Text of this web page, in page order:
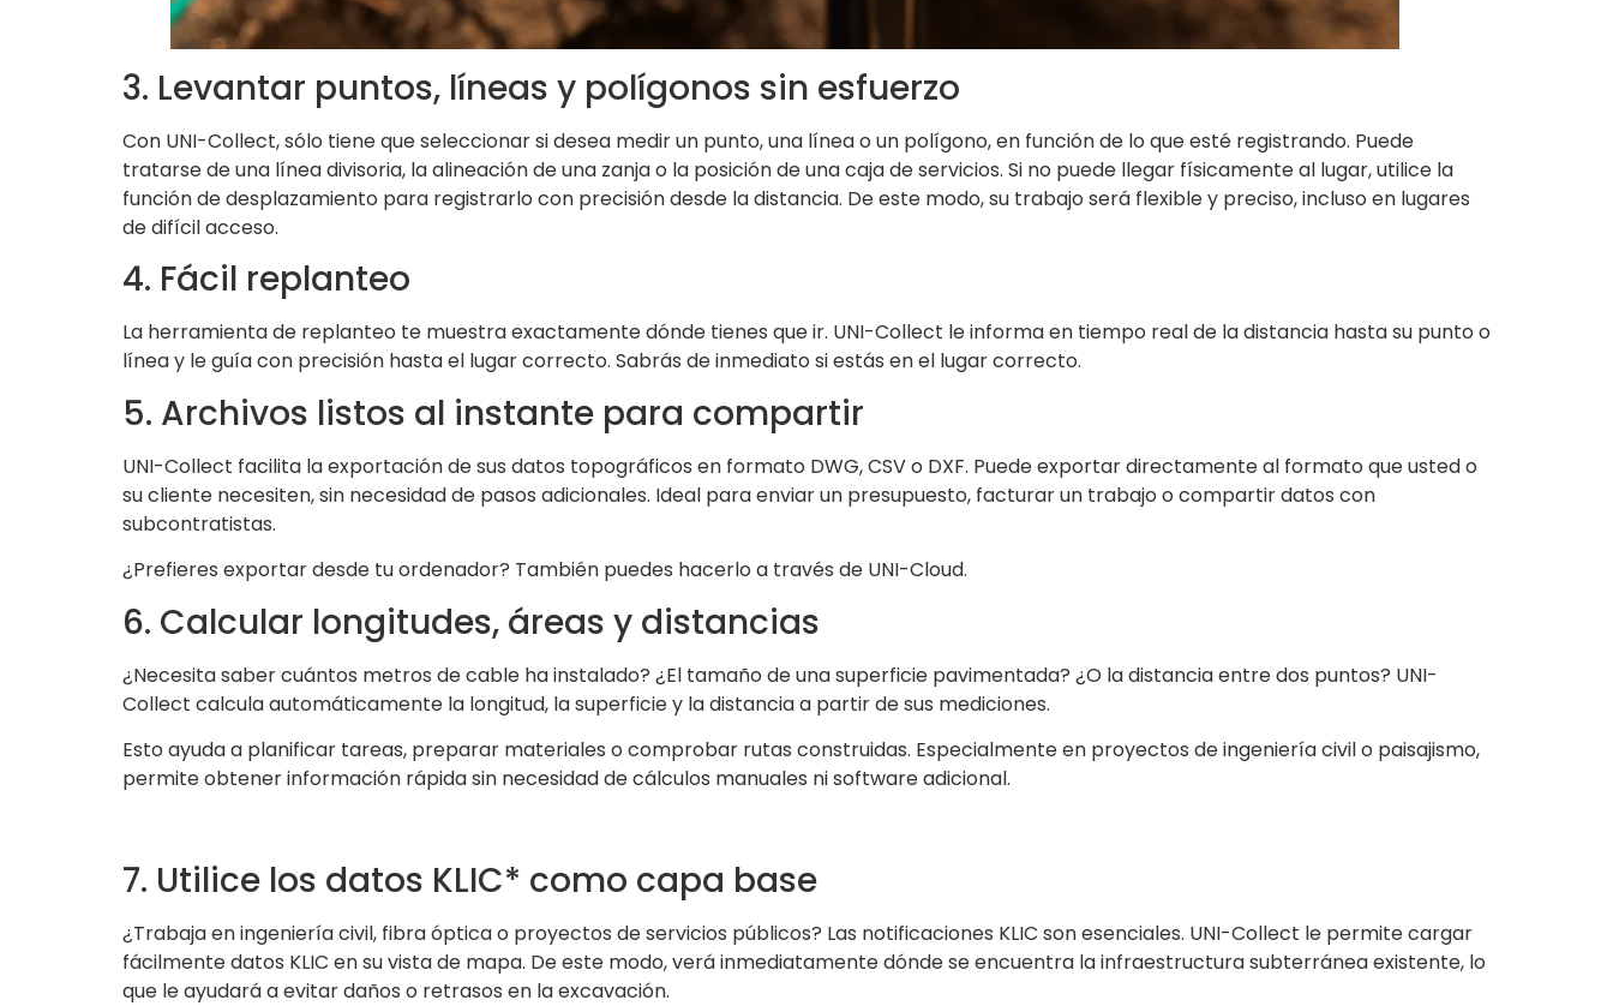
3. Levantar puntos, líneas y polígonos sin esfuerzo
Con UNI-Collect, sólo tiene que seleccionar si desea medir un punto, una línea o un polígono, en función de lo que esté registrando. Puede
tratarse de una línea divisoria, la alineación de una zanja o la posición de una caja de servicios. Si no puede llegar físicamente al lugar, utilice la
función de desplazamiento para registrarlo con precisión desde la distancia. De este modo, su trabajo será flexible y preciso, incluso en lugares
de difícil acceso.
4. Fácil replanteo
La herramienta de replanteo te muestra exactamente dónde tienes que ir. UNI-Collect le informa en tiempo real de la distancia hasta su punto o
línea y le guía con precisión hasta el lugar correcto. Sabrás de inmediato si estás en el lugar correcto.
5. Archivos listos al instante para compartir
UNI-Collect facilita la exportación de sus datos topográficos en formato DWG, CSV o DXF. Puede exportar directamente al formato que usted o
su cliente necesiten, sin necesidad de pasos adicionales. Ideal para enviar un presupuesto, facturar un trabajo o compartir datos con
subcontratistas.
¿Prefieres exportar desde tu ordenador? También puedes hacerlo a través de UNI-Cloud.
6. Calcular longitudes, áreas y distancias
¿Necesita saber cuántos metros de cable ha instalado? ¿El tamaño de una superficie pavimentada? ¿O la distancia entre dos puntos? UNI-
Collect calcula automáticamente la longitud, la superficie y la distancia a partir de sus mediciones.
Esto ayuda a planificar tareas, preparar materiales o comprobar rutas construidas. Especialmente en proyectos de ingeniería civil o paisajismo,
permite obtener información rápida sin necesidad de cálculos manuales ni software adicional.
7. Utilice los datos KLIC* como capa base
¿Trabaja en ingeniería civil, fibra óptica o proyectos de servicios públicos? Las notificaciones KLIC son esenciales. UNI-Collect le permite cargar
fácilmente datos KLIC en su vista de mapa. De este modo, verá inmediatamente dónde se encuentra la infraestructura subterránea existente, lo
que le ayudará a evitar daños o retrasos en la excavación.